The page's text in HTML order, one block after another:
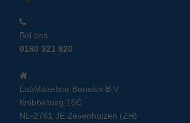
Bel ons
0180 321 820
LabMakelaar Benelux B.V.
Knibbelweg 18C
NL-2761 JE Zevenhuizen (ZH)